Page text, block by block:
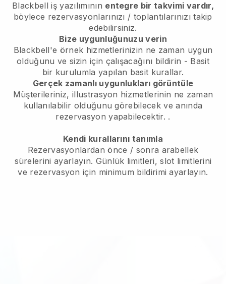
Blackbell iş yazılımının entegre bir takvimi vardır,
böylece rezervasyonlarınızı / toplantılarınızı takip
edebilirsiniz.
Bize uygunluğunuzu verin
Blackbell'e örnek hizmetlerinizin ne zaman uygun
olduğunu ve sizin için çalışacağını bildirin - Basit
bir kurulumla yapılan basit kurallar.
Gerçek zamanlı uygunlukları görüntüle
Müşterileriniz, illustrasyon hizmetlerinin ne zaman
kullanılabilir olduğunu görebilecek ve anında
rezervasyon yapabilecektir. .
Kendi kurallarını tanımla
Rezervasyonlardan önce / sonra arabellek
sürelerini ayarlayın. Günlük limitleri, slot limitlerini
ve rezervasyon için minimum bildirimi ayarlayın.